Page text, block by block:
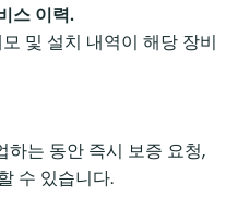
스 이력.
및 설치 내역이 해당 장비
하는 동안 즉시 보증 요청,
수 있습니다.